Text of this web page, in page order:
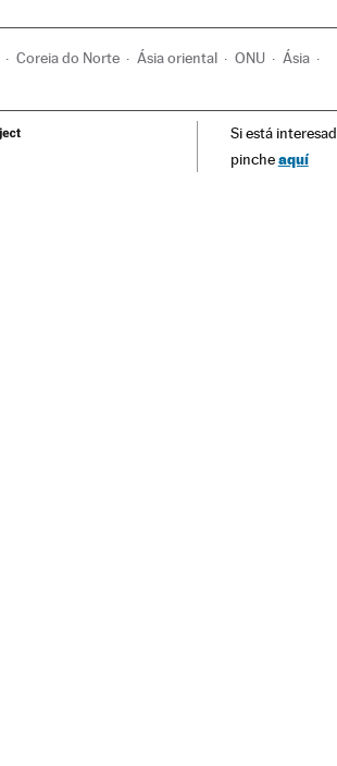
Coreia do Norte Ásia oriental ONU Ásia
Si está
pincheaquí